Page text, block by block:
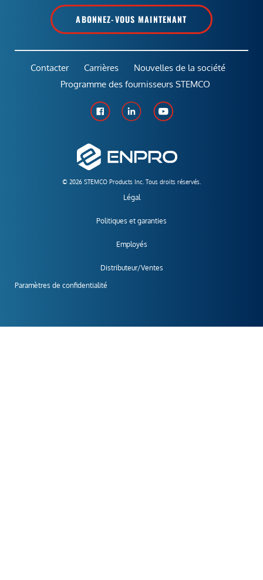
ABONNEZ-VOUS MAINTENANT
© 2026 STEMCO Products Inc. Tous droits réservés.
Légal
Politiques et garanties
Employés
Distributeur/Ventes
Paramètres de confidentialité
Contacter Carrières
Nouvelles de la société
Programme des fournisseurs STEMCO